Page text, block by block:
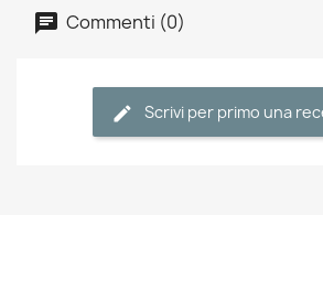
Commenti (0)
Scrivi per primo una